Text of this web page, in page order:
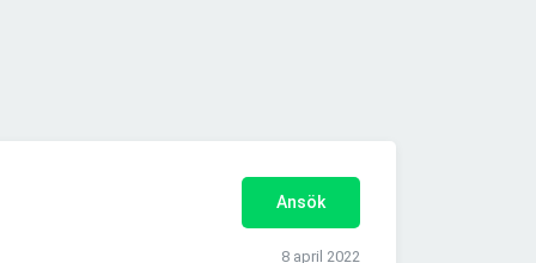
Ansök
8 april 2022